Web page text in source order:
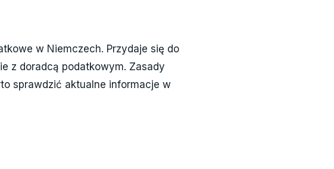
w Niemczech. Przydaje się do
z doradcą podatkowym. Zasady
sprawdzić aktualne informacje w